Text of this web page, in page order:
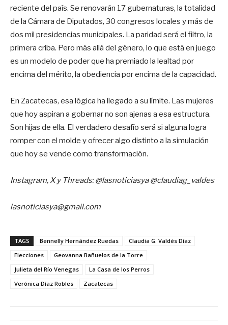
reciente del país. Se renovarán 17 gubernaturas, la totalidad
de la Cámara de Diputados, 30 congresos locales y más de
dos mil presidencias municipales. La paridad será el filtro, la
primera criba. Pero más allá del género, lo que está en juego
es un modelo de poder que ha premiado la lealtad por
encima del mérito, la obediencia por encima de la capacidad.
En Zacatecas, esa lógica ha llegado a su límite. Las mujeres
que hoy aspiran a gobernar no son ajenas a esa estructura.
Son hijas de ella. El verdadero desafío será si alguna logra
romper con el molde y ofrecer algo distinto a la simulación
que hoy se vende como transformación.
Instagram, X y Threads: @lasnoticiasya @claudiag_valdes
lasnoticiasya@gmail.com
TAGS Bennelly Hernández Ruedas
Claudia G. Valdés Díaz
Elecciones
Geovanna Bañuelos de la Torre
Julieta del Río Venegas
La Casa de los Perros
Verónica Díaz Robles
Zacatecas